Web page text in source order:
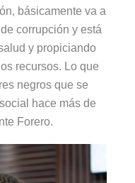
básicamente va a
corrupción y está
y propiciando
recursos. Lo que
negros que se
hace más de
Forero.